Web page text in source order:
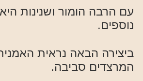
עם הרבה הומור ושנינות
נוספים.
ביצירה הבאה נראית
המרצדים סביבה.